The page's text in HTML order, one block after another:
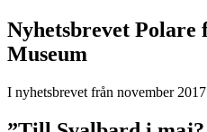
Nyhetsbrevet Polare
Museum
I nyhetsbrevet från november 2017